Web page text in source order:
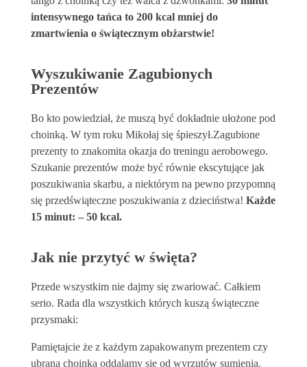
intensywnego tańca to 200 kcal mniej do
zmartwienia o świątecznym obżarstwie!
Wyszukiwanie Zagubionych
Prezentów
Bo kto powiedział, że muszą być dokładnie ułożone pod
choinką. W tym roku Mikołaj się śpieszył.Zagubione
prezenty to znakomita okazja do treningu aerobowego.
Szukanie prezentów może być równie ekscytujące jak
poszukiwania skarbu, a niektórym na pewno przypomną
się przedświąteczne poszukiwania z dzieciństwa! Każde
15 minut: – 50 kcal.
Jak nie przytyć w święta?
Przede wszystkim nie dajmy się zwariować. Całkiem
serio. Rada dla wszystkich których kuszą świąteczne
przysmaki:
Pamiętajcie że z każdym zapakowanym prezentem czy
ubraną choinką oddalamy się od wyrzutów sumienia.